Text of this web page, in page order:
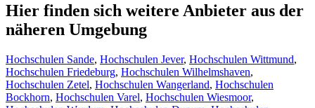
Hier finden sich weitere Anbieter aus der
näheren Umgebung
Hochschulen Sande, Hochschulen Jever, Hochschulen Wittmund,
Hochschulen Friedeburg, Hochschulen Wilhelmshaven,
Hochschulen Zetel, Hochschulen Wangerland, Hochschulen
Bockhorn, Hochschulen Varel, Hochschulen Wiesmoor,